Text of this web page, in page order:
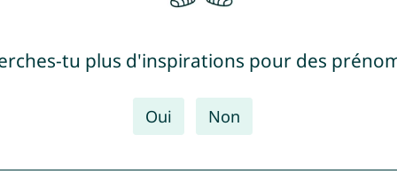
tu plus d'inspirations pour des
Oui Non